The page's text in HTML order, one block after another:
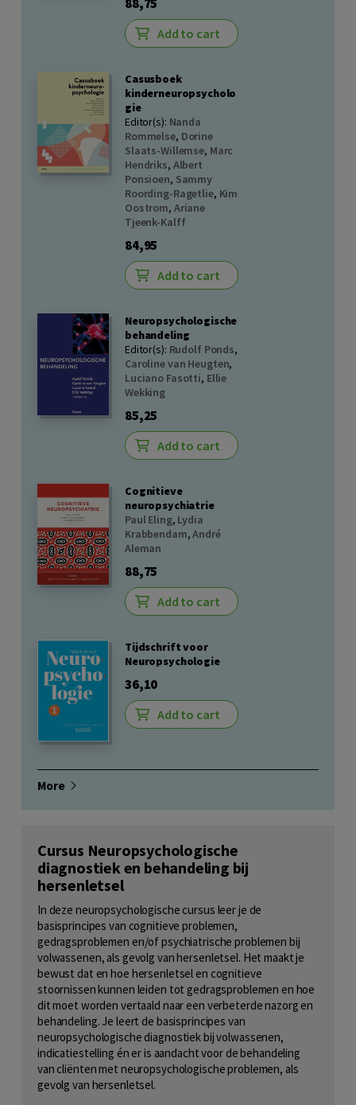
Add to cart
Casusboek
kinderneuropsycholo
gie
Editor(s): Nanda
Rommelse, Dorine
Slaats-Willemse, Marc
Hendriks, Albert
Ponsioen, Sammy
Roording-Ragetlie, Kim
Oostrom, Ariane
Tjeenk-Kalff
84,95
Add to cart
Neuropsychologische
behandeling
Editor(s): Rudolf Ponds,
Caroline van Heugten,
Luciano Fasotti, Ellie
Wekking
85,25
Add to cart
Cognitieve
neuropsychiatrie
Paul Eling, Lydia
Krabbendam,André
Aleman
88,75
Add to cart
Tijdschrift voor
Neuropsychologie
36,10
Add to cart
More
Cursus Neuropsychologische
diagnostiek en behandeling bij
hersenletsel
In deze neuropsychologische cursus leer je de
basisprincipes van cognitieve problemen,
gedragsproblemen en/of psychiatrische problemen bij
volwassenen, als gevolg van hersenletsel. Het maakt je
bewust dat en hoe hersenletsel en cognitieve
stoornissen kunnen leiden tot gedragsproblemen en hoe
dit moet worden vertaald naar een verbeterde nazorg en
behandeling. Je leert de basisprincipes van
neuropsychologische diagnostiek bij volwassenen,
indicatiestelling én er is aandacht voor de behandeling
van cliënten met neuropsychologische problemen, als
gevolg van hersenletsel.